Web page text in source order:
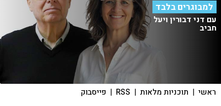
למבוגרים בלבד
עם דני דבורין ויעל
חביב
ראשי | תוכניות מלאות |
RSS
| פייסבוק